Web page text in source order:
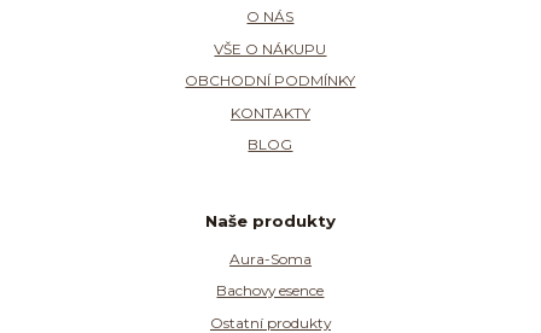
O NÁS
VŠE O NÁKUPU
OBCHODNÍ PODMÍNKY
KONTAKTY
BLOG
Naše produkty
Aura-Soma
Bachovy esence
Ostatní produkty